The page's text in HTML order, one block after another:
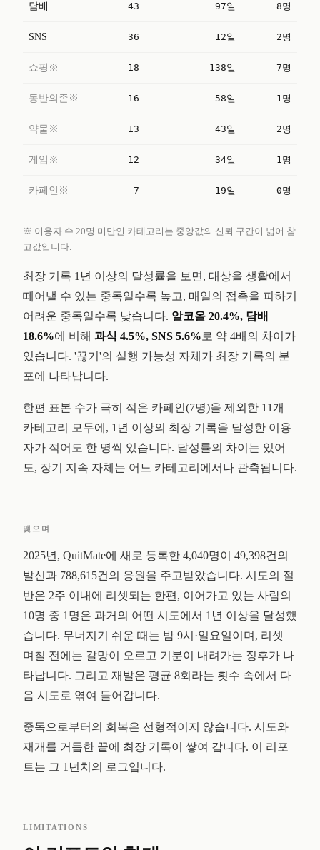
담배 43 97일 8명
SNS 36 12일 2명
쇼핑※ 18 138일 7명
동반의존※ 16 58일 1명
약물※ 13 43일 2명
게임※ 12 34일 1명
카페인※ 7 19일 0명
※ 이용자 수 20명 미만인 카테고리는 중앙값의 신뢰 구간이 넓어 참
고값입니다.
최장 기록 1년 이상의 달성률을 보면, 대상을 생활에서
떼어낼 수 있는 중독일수록 높고, 매일의 접촉을 피하기
어려운 중독일수록 낮습니다. 알코올 20.4%, 담배
18.6%에 비해 과식 4.5%, SNS 5.6% 로 약 4배의 차이가
있습니다. '끊기'의 실행 가능성 자체가 최장 기록의 분
포에 나타납니다.
한편 표본 수가 극히 적은 카페인(7명)을 제외한 11개
카테고리 모두에, 1년 이상의 최장 기록을 달성한 이용
자가 적어도 한 명씩 있습니다. 달성률의 차이는 있어
도, 장기 지속 자체는 어느 카테고리에서나 관측됩니다.
맺으며
2025년, QuitMate에 새로 등록한 4,040명이 49,398건의
발신과 788,615건의 응원을 주고받았습니다. 시도의 절
반은 2주 이내에 리셋되는 한편, 이어가고 있는 사람의
10명 중 1명은 과거의 어떤 시도에서 1년 이상을 달성했
습니다. 무너지기 쉬운 때는 밤 9시·일요일이며, 리셋
며칠 전에는 갈망이 오르고 기분이 내려가는 징후가 나
타납니다. 그리고 재발은 평균 8회라는 횟수 속에서 다
음 시도로 엮여 들어갑니다.
중독으로부터의 회복은 선형적이지 않습니다. 시도와
재개를 거듭한 끝에 최장 기록이 쌓여 갑니다. 이 리포
트는 그 1년치의 로그입니다.
LIMITATIONS